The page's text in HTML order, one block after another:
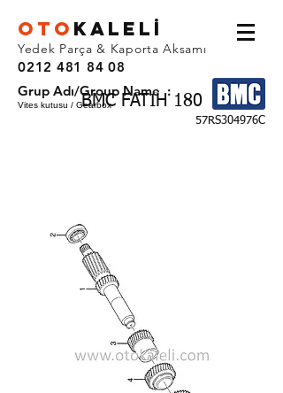
OTO KALEL İ
Yedek Parça & Kaporta Aksamı
0212 481 84 08
BMC FATIH 180
Grup Adı/Group Name :
Vites kutusu / Gearbox
57RS304976C